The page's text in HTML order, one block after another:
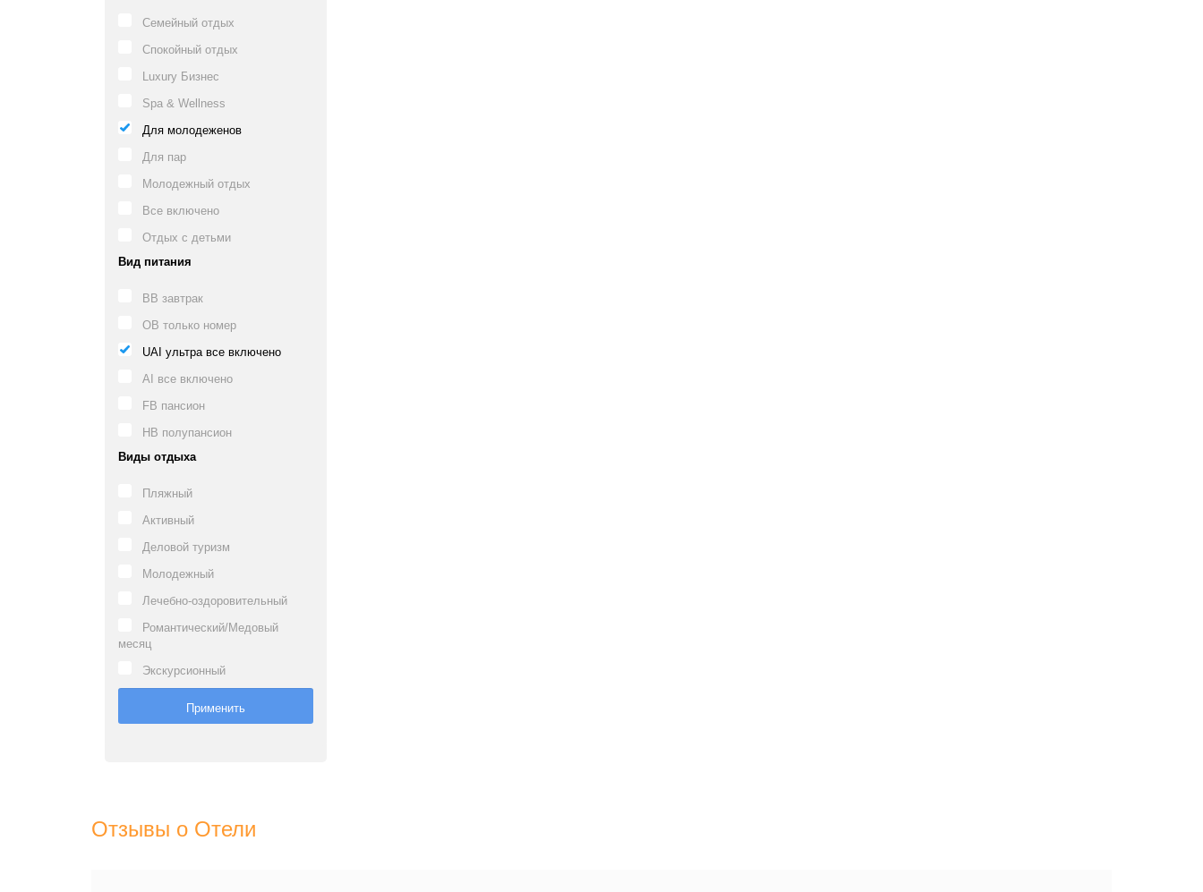
Семейный отдых
Спокойный отдых
Luxury Бизнес
Spa & Wellness
Для молодеженов
Для пар
Молодежный отдых
Все включено
Отдых с детьми
Вид питания
BB завтрак
OB только номер
UAI ультра все включено
AI все включено
FB пансион
HB полупансион
Виды отдыха
Пляжный
Активный
Деловой туризм
Молодежный
Лечебно-оздоровительный
Романтический/Медовый
месяц
Экскурсионный
Отзывы о Отели